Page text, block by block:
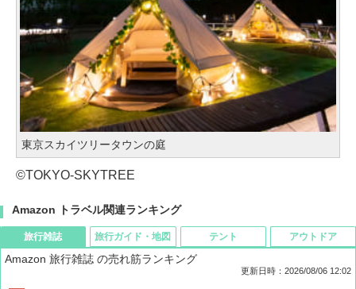
東京スカイツリータウンの庭
©TOKYO-SKYTREE
Amazon トラベル関連ランキング
旅行雑誌
Amazon 旅行雑誌 の売れ筋ランキング
更新日時：2026/08/06 12:02
旅行ガイド・地図 テント アウトドア